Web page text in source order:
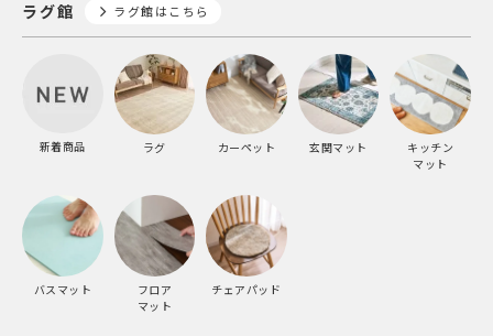
ラグ館 ラグ館はこちら
新着商品 ラグ カーペット 玄関マット
キッチン
マット
バスマット
フロア
マット
チェアパッド